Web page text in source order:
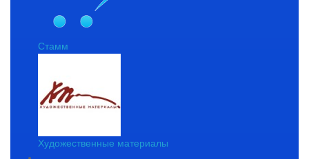
Стамм
Художественные материалы